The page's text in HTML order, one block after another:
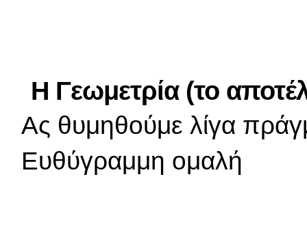
Η Γεωμετρία (το
Ας θυμηθούμε λίγα
Ευθύγραμμη ομαλή